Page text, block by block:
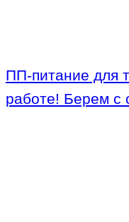
ПП-питание для
работе! Берем с